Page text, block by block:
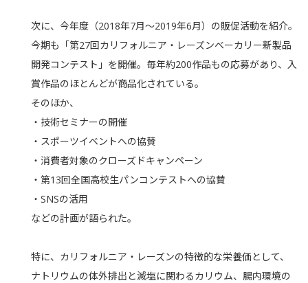
次に、今年度（2018年7月～2019年6月）の販促活動を紹介。
今期も「第27回カリフォルニア・レーズンベーカリー新製品
開発コンテスト」を開催。毎年約200作品もの応募があり、入
賞作品のほとんどが商品化されている。
そのほか、
・技術セミナーの開催
・スポーツイベントへの協賛
・消費者対象のクローズドキャンペーン
・第13回全国高校生パンコンテストへの協賛
・SNSの活用
などの計画が語られた。
特に、カリフォルニア・レーズンの特徴的な栄養価として、
ナトリウムの体外排出と減塩に関わるカリウム、腸内環境の